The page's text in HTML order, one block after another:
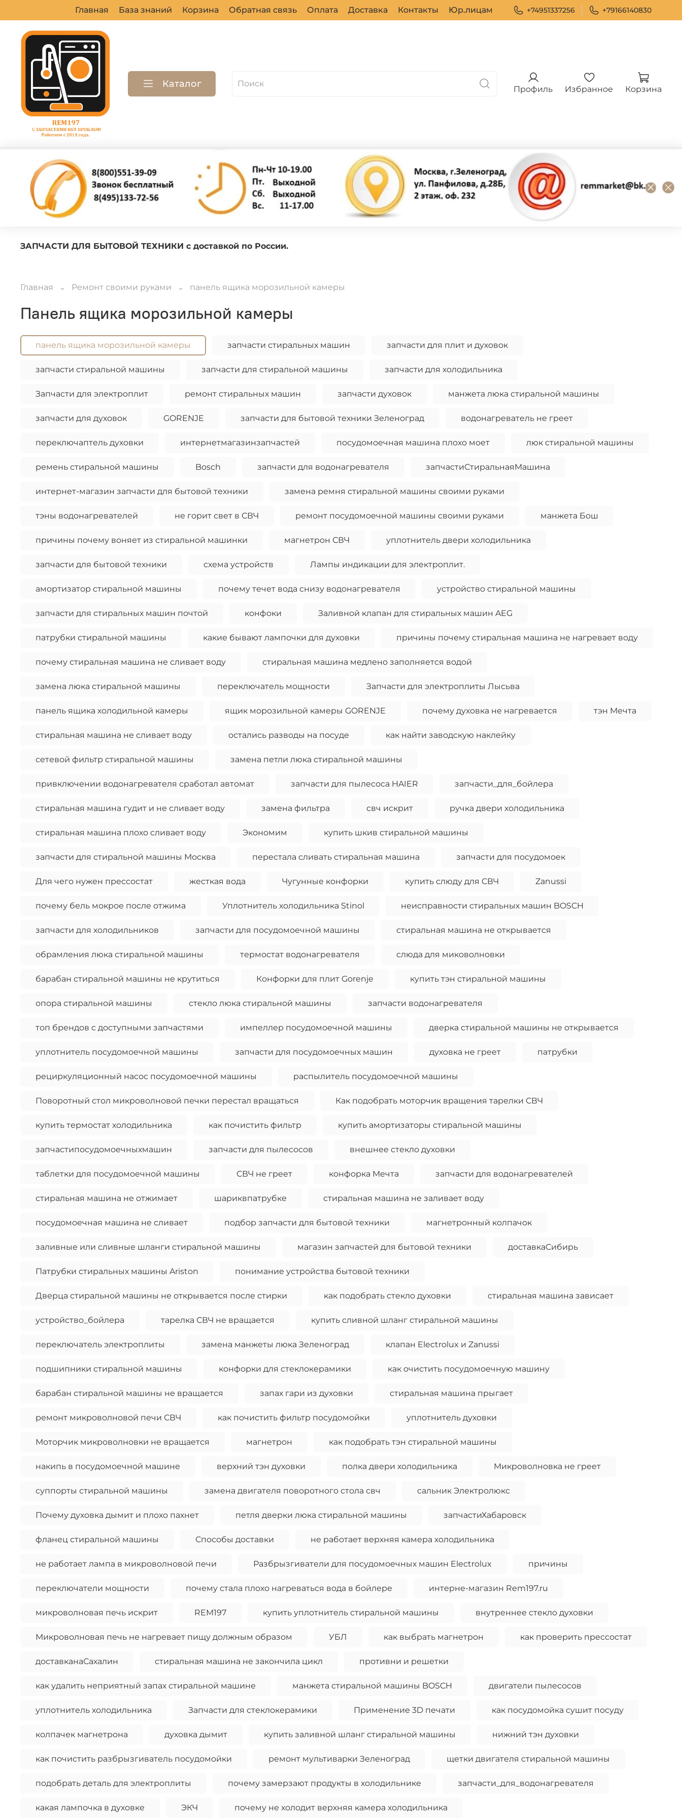
Главная База знаний Корзина Обратная связь Оплата Доставка Контакты Юр.лицам +74951337256 +79166140830
Каталог Профиль Избранное Корзина
ЗАПЧАСТИ ДЛЯ БЫТОВОЙ ТЕХНИКИ с доставкой по России.
Главная Ремонт своими руками панель ящика морозильной камеры
панель ящика морозильной камеры
панель ящика морозильной камеры запчасти стиральных машин запчасти для плит и духовок
запчасти стиральной машины запчасти для стиральной машины запчасти для холодильника
Запчасти для электроплит ремонт стиральных машин запчасти духовок манжета люка стиральной машины
запчасти для духовок GORENJE запчасти для бытовой техники Зеленоград водонагреватель не греет
переключаптель духовки интернетмагазинзапчастей посудомоечная машина плохо моет люк стиральной машины
ремень стиральной машины Bosch запчасти для водонагревателя запчастиСтиральнаяМашина
интернет-магазин запчасти для бытовой техники замена ремня стиральной машины своими руками
тэны водонагревателей не горит свет в СВЧ ремонт посудомоечной машины своими руками манжета Бош
причины почему воняет из стиральной машинки магнетрон СВЧ уплотнитель двери холодильника
запчасти для бытовой техники схема устройств Лампы индикации для электроплит.
амортизатор стиральной машины почему течет вода снизу водонагревателя устройство стиральной машины
запчасти для стиральных машин почтой конфоки Заливной клапан для стиральных машин AEG
патрубки стиральной машины какие бывают лампочки для духовки причины почему стиральная машина не нагревает воду
почему стиральная машина не сливает воду стиральная машина медлено заполняется водой
замена люка стиральной машины переключатель мощности Запчасти для электроплиты Лысьва
панель ящика холодильной камеры ящик морозильной камеры GORENJE почему духовка не нагревается тэн Мечта
стиральная машина не сливает воду остались разводы на посуде как найти заводскую наклейку
сетевой фильтр стиральной машины замена петли люка стиральной машины
привключении водонагревателя сработал автомат запчасти для пылесоса HAIER запчасти_для_бойлера
стиральная машина гудит и не сливает воду замена фильтра свч искрит ручка двери холодильника
стиральная машина плохо сливает воду Экономим купить шкив стиральной машины
запчасти для стиральной машины Москва перестала сливать стиральная машина запчасти для посудомоек
Для чего нужен прессостат жесткая вода Чугунные конфорки купить слюду для СВЧ Zanussi
почему бель мокрое после отжима Уплотнитель холодильника Stinol неисправности стиральных машин BOSCH
запчасти для холодильников запчасти для посудомоечной машины стиральная машина не открывается
обрамления люка стиральной машины термостат водонагревателя слюда для миковолновки
барабан стиральной машины не крутиться Конфорки для плит Gorenje купить тэн стиральной машины
опора стиральной машины стекло люка стиральной машины запчасти водонагревателя
топ брендов с доступными запчастями импеллер посудомоечной машины дверка стиральной машины не открывается
уплотнитель посудомоечной машины запчасти для посудомоечных машин духовка не греет патрубки
рециркуляционный насос посудомоечной машины распылитель посудомоечной машины
Поворотный стол микроволновой печки перестал вращаться Как подобрать моторчик вращения тарелки СВЧ
купить термостат холодильника как почистить фильтр купить амортизаторы стиральной машины
запчастипосудомоечныхмашин запчасти для пылесосов внешнее стекло духовки
таблетки для посудомоечной машины СВЧ не греет конфорка Мечта запчасти для водонагревателей
стиральная машина не отжимает шариквпатрубке стиральная машина не заливает воду
посудомоечная машина не сливает подбор запчасти для бытовой техники магнетронный колпачок
заливные или сливные шланги стиральной машины магазин запчастей для бытовой техники доставкаСибирь
Патрубки стиральных машины Ariston понимание устройства бытовой техники
Дверца стиральной машины не открывается после стирки как подобрать стекло духовки стиральная машина зависает
устройство_бойлера тарелка СВЧ не вращается купить сливной шланг стиральной машины
переключатель электроплиты замена манжеты люка Зеленоград клапан Electrolux и Zanussi
подшипники стиральной машины конфорки для стеклокерамики как очистить посудомоечную машину
барабан стиральной машины не вращается запах гари из духовки стиральная машина прыгает
ремонт микроволновой печи СВЧ как почистить фильтр посудомойки уплотнитель духовки
Моторчик микроволновки не вращается магнетрон как подобрать тэн стиральной машины
накипь в посудомоечной машине верхний тэн духовки полка двери холодильника Микроволновка не греет
суппорты стиральной машины замена двигателя поворотного стола свч сальник Электролюкс
Почему духовка дымит и плохо пахнет петля дверки люка стиральной машины запчастиХабаровск
фланец стиральной машины Способы доставки не работает верхняя камера холодильника
не работает лампа в микроволновой печи Разбрызгиватели для посудомоечных машин Electrolux причины
переключатели мощности почему стала плохо нагреваться вода в бойлере интерне-магазин Rem197.ru
микроволновая печь искрит REM197 купить уплотнитель стиральной машины внутреннее стекло духовки
Микроволновая печь не нагревает пищу должным образом УБЛ как выбрать магнетрон как проверить прессостат
доставканаСахалин стиральная машина не закончила цикл противни и решетки
как удалить неприятный запах стиральной машине манжета стиральной машины BOSCH двигатели пылесосов
уплотнитель холодильника Запчасти для стеклокерамики Применение 3D печати как посудомойка сушит посуду
колпачек магнетрона духовка дымит купить заливной шланг стиральной машины нижний тэн духовки
как почистить разбрызгиватель посудомойки ремонт мультиварки Зеленоград щетки двигателя стиральной машины
подобрать деталь для электроплиты почему замерзают продукты в холодильнике запчасти_для_водонагревателя
какая лампочка в духовке ЭКЧ почему не холодит верхняя камера холодильника